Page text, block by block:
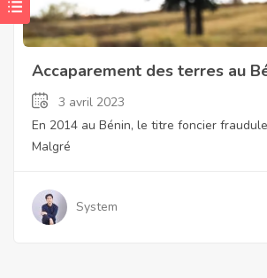
Accaparement des terres au
3 avril 2023
En 2014 au Bénin, le titre foncier
Malgré
System